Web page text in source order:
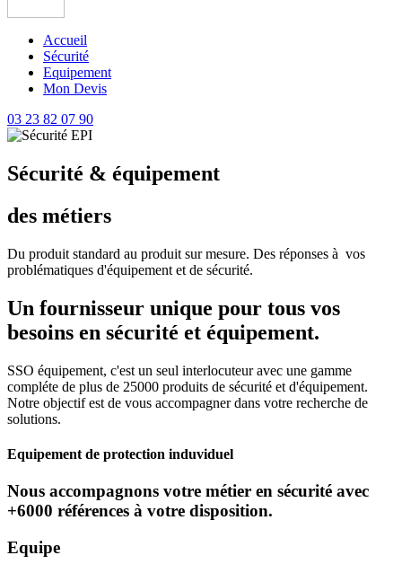
Accueil
Sécurité
Equipement
Mon Devis
03 23 82 07 90
Sécurité & équipement
des métiers
Du produit standard au produit sur mesure. Des réponses à vos
problématiques d'équipement et de sécurité.
Un fournisseur unique pour tous vos
besoins en sécurité et équipement.
SSO équipement, c'est un seul interlocuteur avec une gamme
compléte de plus de 25000 produits de sécurité et d'équipement.
Notre objectif est de vous accompagner dans votre recherche de
solutions.
Equipement de protection induviduel
Nous accompagnons votre métier en sécurité avec
+6000 références à votre disposition.
Equipe